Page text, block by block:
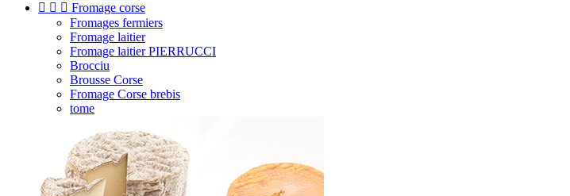
   Fromage corse
Fromages fermiers
Fromage laitier
Fromage laitier PIERRUCCI
Brocciu
Brousse Corse
Fromage Corse brebis
tome